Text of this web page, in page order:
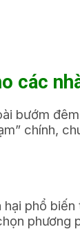
các
bướm
chính,
phổ
phương